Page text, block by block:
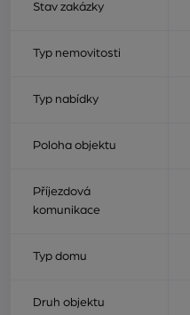
Stav zakázky
Typ nemovitosti
Typ nabídky
Poloha objektu
Příjezdová
komunikace
Typ domu
Druh objektu